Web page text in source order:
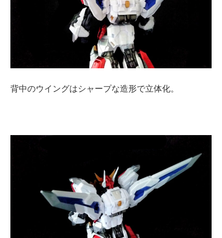
背中のウイングはシャープな造形で立体化。